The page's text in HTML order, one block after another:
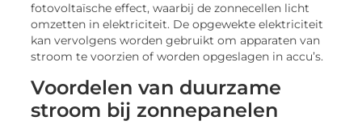
fotovoltaïsche effect, waarbij de zonnecellen licht
omzetten in elektriciteit. De opgewekte elektriciteit
kan vervolgens worden gebruikt om apparaten van
stroom te voorzien of worden opgeslagen in accu’s.
Voordelen van duurzame
stroom bij zonnepanelen